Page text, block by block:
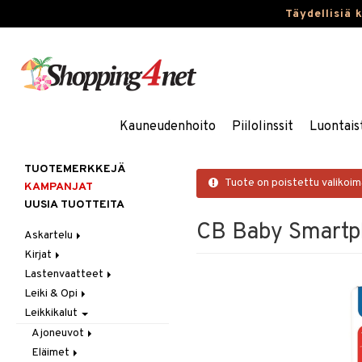
Täydellisiä
Kauneudenhoito Piilolinssit
Tuote on poistettu
CB Baby
TUOTEMERKKEJÄ
KAMPANJAT
UUSIA TUOTTEITA
Askartelu
Askartelumateriaalit
Askartelusetti
Helmet
Koulutarvikkeet
Muovailuvaha
Piirrä ja maalaa
Kirjat
Askartelukirjat
Maalauskirjat
Päiväkirjat
Lastenvaatteet
Alaosat
Leggingsit
Alusvaatteet & Sukat
Kengät
Mekot
Leiki & Opi
Opetuslelut
Oppimispelit
Soittimet
Leikkikalut
Ajoneuvot
Autoradat
Eläimet